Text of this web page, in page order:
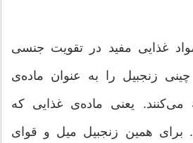
غذایی مفید در تقویت جنسی
زنجبیل را به عنوان ماده‌ی
می‌کنند. یعنی ماده‌ی غذایی که
همین زنجبیل میل و قوای